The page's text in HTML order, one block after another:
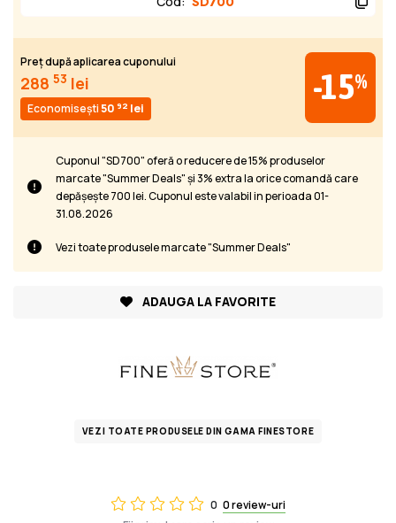
0 0 review-uri
Preț după aplicarea cuponului
288 53 lei
Economisești50 92 lei
-15%
Cuponul "SD700" oferă o reducere de 15% produselor
marcate "Summer Deals" și 3% extra la orice comandă care
depășește 700 lei. Cuponul este valabil in perioada 01-
31.08.2026
Vezi toate produsele marcate "Summer Deals"
ADAUGA LA FAVORITE
VEZI TOATE PRODUSELE DIN GAMA FINESTORE